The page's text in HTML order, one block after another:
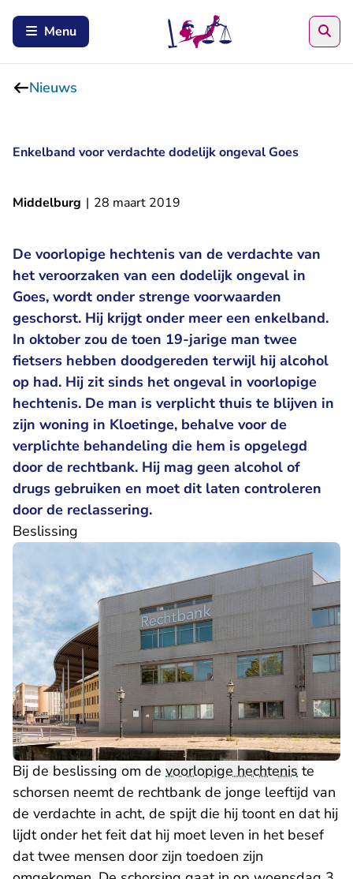
Menu
Nieuws
Enkelband voor verdachte dodelijk ongeval Goes
Middelburg | 28 maart 2019
De voorlopige hechtenis van de verdachte van
het veroorzaken van een dodelijk ongeval in
Goes, wordt onder strenge voorwaarden
geschorst. Hij krijgt onder meer een enkelband.
In oktober zou de toen 19-jarige man twee
fietsers hebben doodgereden terwijl hij alcohol
op had. Hij zit sinds het ongeval in voorlopige
hechtenis. De man is verplicht thuis te blijven in
zijn woning in Kloetinge, behalve voor de
verplichte behandeling die hem is opgelegd
door de rechtbank. Hij mag geen alcohol of
drugs gebruiken en moet dit laten controleren
door de reclassering.
Beslissing
Bij de beslissing om de voorlopige hechtenis te
schorsen neemt de rechtbank de jonge leeftijd van
de verdachte in acht, de spijt die hij toont en dat hij
lijdt onder het feit dat hij moet leven in het besef
dat twee mensen door zijn toedoen zijn